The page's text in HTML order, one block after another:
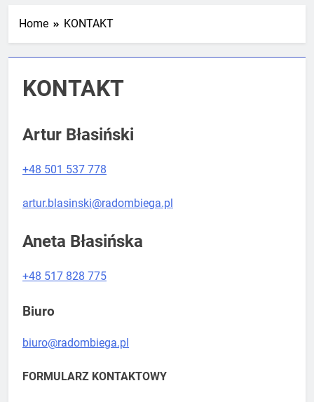
2 Tygodnie Temu
medalowej mistrzostw Polski U23 w
Krakowie
4 Tygodnie Temu
Home KONTAKT
KONTAKT
Artur Błasiński
+48 501 537 778
artur.blasinski@radombiega.pl
Aneta Błasińska
+48 517 828 775
Biuro
biuro@radombiega.pl
FORMULARZ KONTAKTOWY